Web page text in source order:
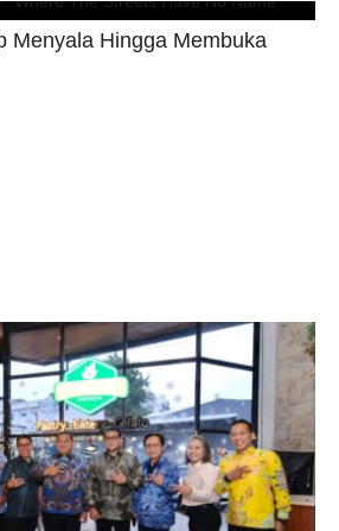
Menyala Hingga Membuka